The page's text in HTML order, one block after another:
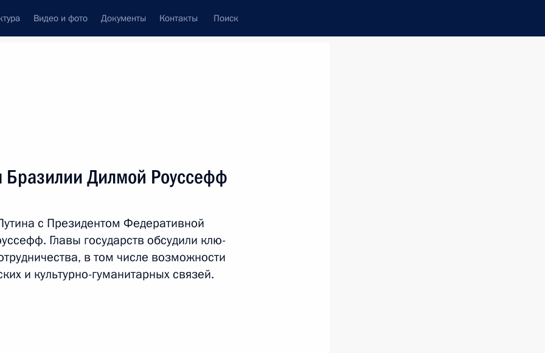
Видео и фото Документы Контакты Поиск
Подписаться на ленту
развития Дилмой
Бразилии Дилмой Роуссефф
с Президентом Федеративной
Главы государств обсудили клю­
в том числе возмож­ности
и культурно-гуманитарных связей.